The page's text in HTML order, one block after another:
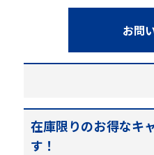
お問
在庫限りのお得なキ
す！